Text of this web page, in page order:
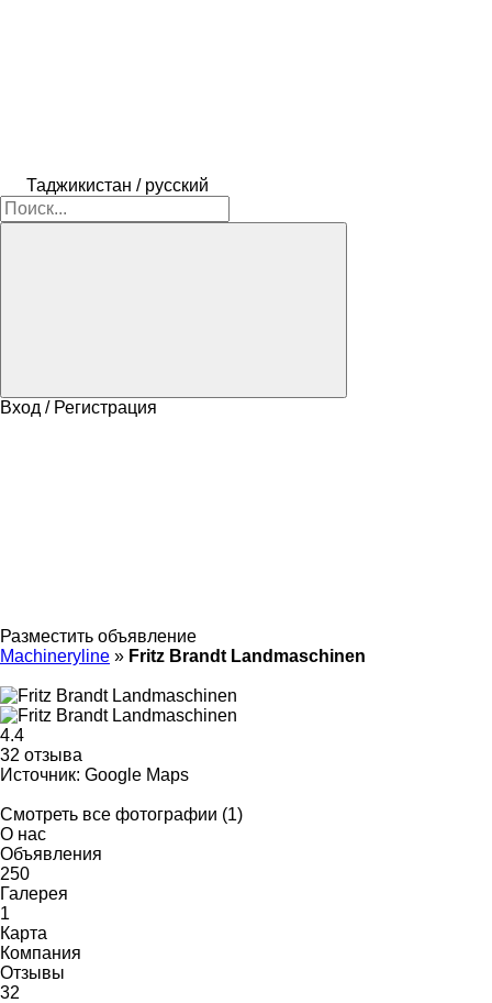
Таджикистан / русский
Вход / Регистрация
Разместить объявление
Machineryline » Fritz Brandt Landmaschinen
4.4
32 отзыва
Источник: Google Maps
Смотреть все фотографии (1)
О нас
Объявления
250
Галерея
1
Карта
Компания
Отзывы
32